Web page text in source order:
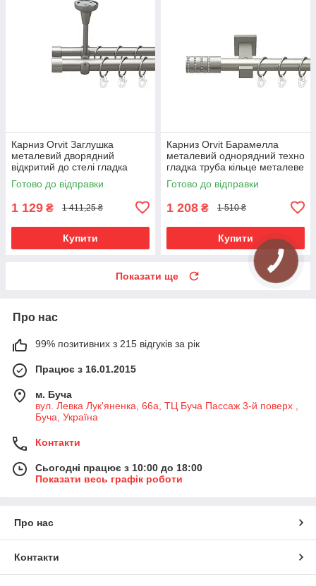
Карниз Orvit Заглушка
металевий дворядний
відкритий до стелі гладка
труба кільце металеве Сатин
25\19 мм 240 см (00-
Готово до відправки
1 129 ₴ 1 411,25 ₴
Купити
Карниз Orvit Барамелла
металевий однорядний техно
гладка труба кільце металеве
Сатин 25 мм 240 см (00-
00026223)
Готово до відправки
1 208 ₴ 1 510 ₴
Купити
Показати ще
Про нас
99% позитивних з 215 відгуків за рік
Працює з 16.01.2015
м. Буча
вул. Левка Лук'яненка, 66а, ТЦ Буча Пассаж 3-й поверх ,
Буча, Україна
Контакти
Сьогодні працює з 10:00 до 18:00
Показати весь графік роботи
Про нас
Контакти